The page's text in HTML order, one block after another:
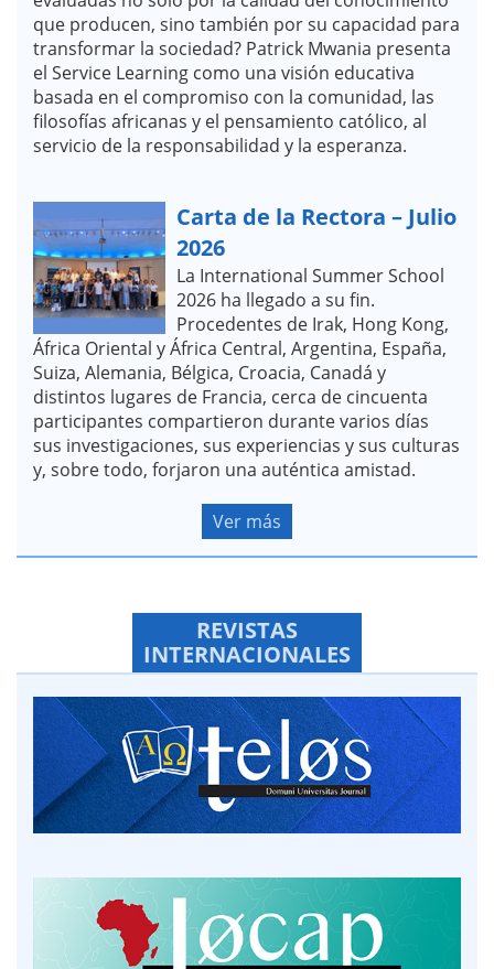
que producen, sino también por su capacidad para
transformar la sociedad? Patrick Mwania presenta
el Service Learning como una visión educativa
basada en el compromiso con la comunidad, las
filosofías africanas y el pensamiento católico, al
servicio de la responsabilidad y la esperanza.
Carta de la Rectora – Julio
2026
La International Summer School
2026 ha llegado a su fin.
Procedentes de Irak, Hong Kong,
África Oriental y África Central, Argentina, España,
Suiza, Alemania, Bélgica, Croacia, Canadá y
distintos lugares de Francia, cerca de cincuenta
participantes compartieron durante varios días
sus investigaciones, sus experiencias y sus culturas
y, sobre todo, forjaron una auténtica amistad.
Ver más
REVISTAS
INTERNACIONALES